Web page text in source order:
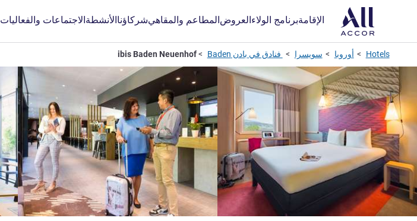
الإقامةبرنامج الولاءالعروضالمطاعم والمقاهيشركاؤناالأنشطةالاجتماعات والفعاليات
Hotels أوروبا سويسرا فنادق في بادن Baden ibis Baden Neuenhof